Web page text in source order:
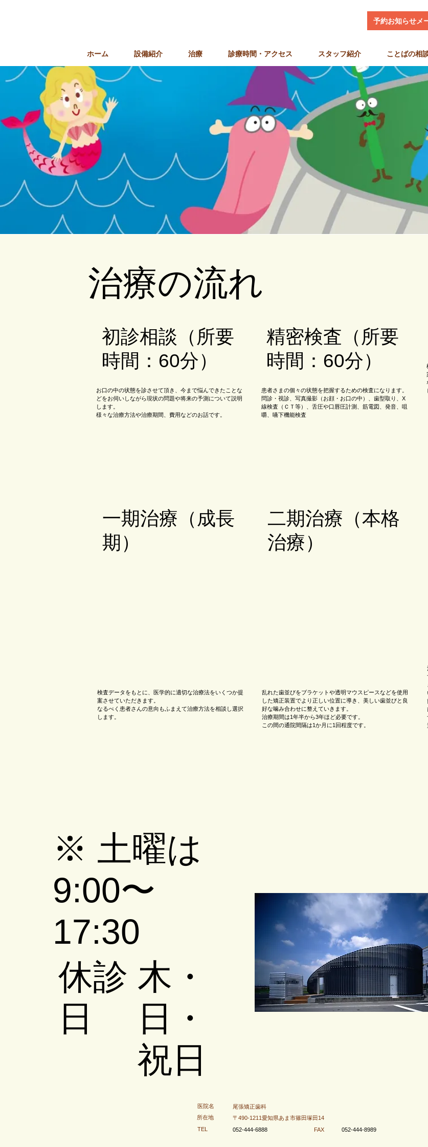
ホーム 設備紹介 治療 診療時間・アクセス スタッフ紹介 ことばの相
予約お知らせメ
​治療の流れ
初診相談（所要
時間：60分）
お口の中の状態を診させて頂き、今まで悩んできたことな
どをお伺いしながら現状の問題や将来の予測について説明
します。
様々な治療方法や治療期間、費用などのお話です。
精密検査（所要
時間：60分）
患者さまの個々の状態を把握するための検査になります。
問診・視診、写真撮影（お顔・お口の中）、歯型取り、X
線検査（ＣＴ等）、舌圧や口唇圧計測、筋電図、発音、咀
嚼、嚥下機能検査
一期治療（成長
期）
検査データをもとに、医学的に適切な治療法をいくつか提
案させていただきます。
なるべく患者さんの意向もふまえて治療方法を相談し選択
します。
二期治療（本格
治療）
乱れた歯並びをブラケットや透明マウスピースなどを使用
した矯正装置でより正しい位置に導き、美しい歯並びと良
好な噛み合わせに整えていきます。
治療期間は1年半から3年ほど必要です。
この間の通院間隔は1か月に1回程度です。
​医院名
尾張矯正歯科
所在地
〒490-1211愛知県あま市篠田塚田14
TEL
052-444-6888 FAX 052-444-8989
​※ 土曜は
9:00〜
17:30
​休診
日
木・
日・
祝日